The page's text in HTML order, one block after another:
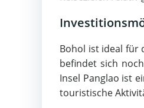
Bohol ist ideal für
befindet sich
Insel Panglao ist
touristische